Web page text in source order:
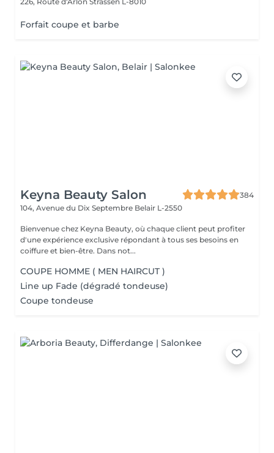
Forfait coupe et barbe
Keyna Beauty Salon
384
104, Avenue du Dix Septembre Belair L-2550
Bienvenue chez Keyna Beauty, où chaque client peut profiter
d'une expérience exclusive répondant à tous ses besoins en
coiffure et bien-être. Dans not...
COUPE HOMME ( MEN HAIRCUT )
Line up Fade (dégradé tondeuse)
Coupe tondeuse